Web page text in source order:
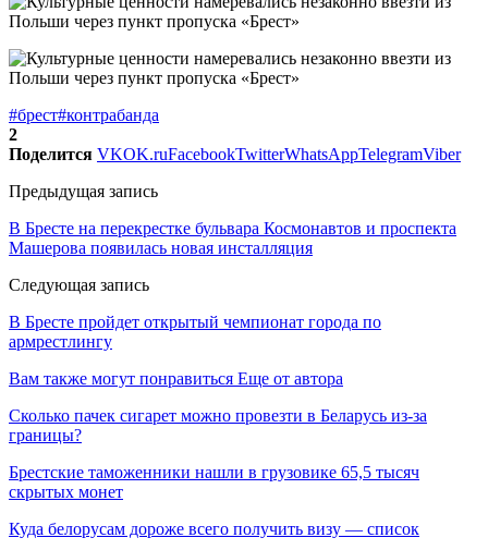
#брест#контрабанда
2
Поделится VKOK.ruFacebookTwitterWhatsAppTelegramViber
Предыдущая запись
В Бресте на перекрестке бульвара Космонавтов и проспекта
Машерова появилась новая инсталляция
Следующая запись
В Бресте пройдет открытый чемпионат города по
армрестлингу
Вам также могут понравиться Еще от автора
Сколько пачек сигарет можно провезти в Беларусь из-за
границы?
Брестские таможенники нашли в грузовике 65,5 тысяч
скрытых монет
Куда белорусам дороже всего получить визу — список